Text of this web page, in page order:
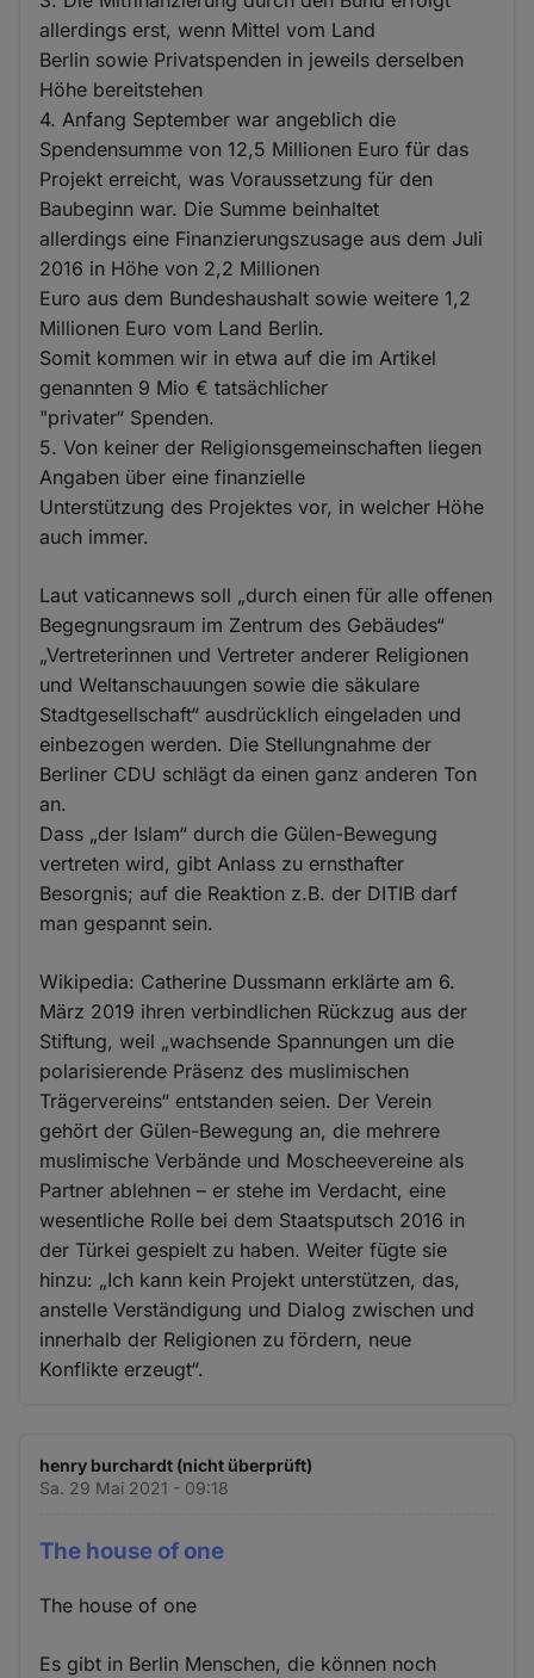
allerdings erst, wenn Mittel vom Land
Berlin sowie Privatspenden in jeweils derselben
Höhe bereitstehen
4. Anfang September war angeblich die
Spendensumme von 12,5 Millionen Euro für das
Projekt erreicht, was Voraussetzung für den
Baubeginn war. Die Summe beinhaltet
allerdings eine Finanzierungszusage aus dem Juli
2016 in Höhe von 2,2 Millionen
Euro aus dem Bundeshaushalt sowie weitere 1,2
Millionen Euro vom Land Berlin.
Somit kommen wir in etwa auf die im Artikel
genannten 9 Mio € tatsächlicher
"privater“ Spenden.
5. Von keiner der Religionsgemeinschaften liegen
Angaben über eine finanzielle
Unterstützung des Projektes vor, in welcher Höhe
auch immer.
Laut vaticannews soll „durch einen für alle offenen
Begegnungsraum im Zentrum des Gebäudes“
„Vertreterinnen und Vertreter anderer Religionen
und Weltanschauungen sowie die säkulare
Stadtgesellschaft“ ausdrücklich eingeladen und
einbezogen werden. Die Stellungnahme der
Berliner CDU schlägt da einen ganz anderen Ton
an.
Dass „der Islam“ durch die Gülen-Bewegung
vertreten wird, gibt Anlass zu ernsthafter
Besorgnis; auf die Reaktion z.B. der DITIB darf
man gespannt sein.
Wikipedia: Catherine Dussmann erklärte am 6.
März 2019 ihren verbindlichen Rückzug aus der
Stiftung, weil „wachsende Spannungen um die
polarisierende Präsenz des muslimischen
Trägervereins“ entstanden seien. Der Verein
gehört der Gülen-Bewegung an, die mehrere
muslimische Verbände und Moscheevereine als
Partner ablehnen – er stehe im Verdacht, eine
wesentliche Rolle bei dem Staatsputsch 2016 in
der Türkei gespielt zu haben. Weiter fügte sie
hinzu: „Ich kann kein Projekt unterstützen, das,
anstelle Verständigung und Dialog zwischen und
innerhalb der Religionen zu fördern, neue
Konflikte erzeugt“.
henry burchardt (nicht überprüft)
Sa. 29 Mai 2021 - 09:18
The house of one
The house of one
Es gibt in Berlin Menschen, die können noch